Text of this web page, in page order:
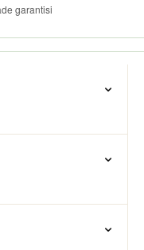
garantisi